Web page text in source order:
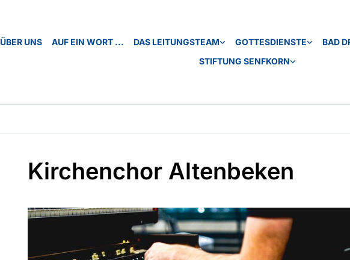
ÜBER UNS AUF EIN WORT ... DAS LEITUNGSTEAM GOTTESDIENSTE
BAD
STIFTUNG SENFKORN
Kirchenchor Altenbeken